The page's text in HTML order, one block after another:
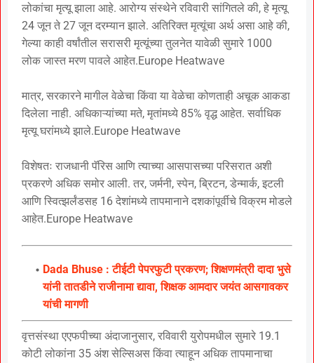
लोकांचा मृत्यू झाला आहे. आरोग्य संस्थेने रविवारी सांगितले की, हे मृत्यू
24 जून ते 27 जून दरम्यान झाले. अतिरिक्त मृत्यूंचा अर्थ असा आहे की,
गेल्या काही वर्षांतील सरासरी मृत्यूंच्या तुलनेत यावेळी सुमारे 1000
लोक जास्त मरण पावले आहेत.Europe Heatwave
मात्र, सरकारने मागील वेळेचा किंवा या वेळेचा कोणताही अचूक आकडा
दिलेला नाही. अधिकाऱ्यांच्या मते, मृतांमध्ये 85% वृद्ध आहेत. सर्वाधिक
मृत्यू घरांमध्ये झाले.Europe Heatwave
विशेषतः राजधानी पॅरिस आणि त्याच्या आसपासच्या परिसरात अशी
प्रकरणे अधिक समोर आली. तर, जर्मनी, स्पेन, ब्रिटन, डेन्मार्क, इटली
आणि स्वित्झर्लंडसह 16 देशांमध्ये तापमानाने दशकांपूर्वीचे विक्रम मोडले
आहेत.Europe Heatwave
Dada Bhuse : टीईटी पेपरफुटी प्रकरण; शिक्षणमंत्री दादा भुसे
यांनी तातडीने राजीनामा द्यावा, शिक्षक आमदार जयंत आसगावकर
यांची मागणी
वृत्तसंस्था एएफपीच्या अंदाजानुसार, रविवारी युरोपमधील सुमारे 19.1
कोटी लोकांना 35 अंश सेल्सिअस किंवा त्याहून अधिक तापमानाचा